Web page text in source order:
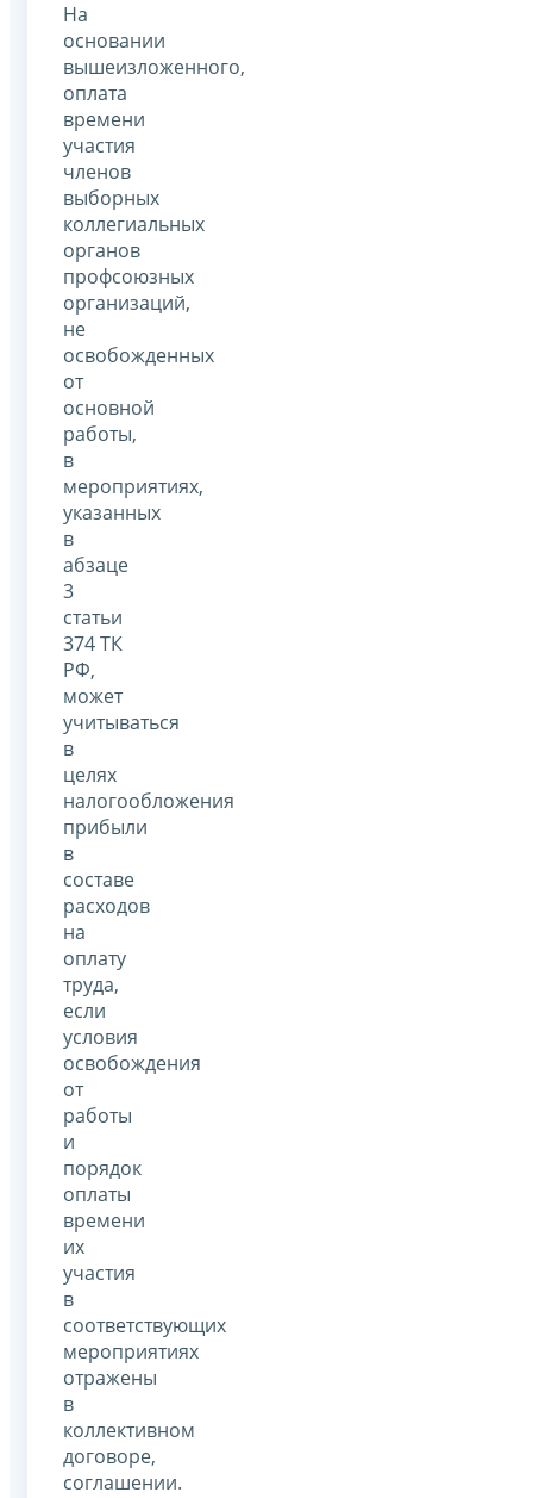
На
основании
вышеизложенного,
оплата
времени
участия
членов
выборных
коллегиальных
органов
профсоюзных
организаций,
не
освобожденных
от
основной
работы,
в
мероприятиях,
указанных
в
абзаце
3
статьи
374 ТК
РФ,
может
учитываться
в
целях
налогообложения
прибыли
в
составе
расходов
на
оплату
труда,
если
условия
освобождения
от
работы
и
порядок
оплаты
времени
их
участия
в
соответствующих
мероприятиях
отражены
в
коллективном
договоре,
соглашении.